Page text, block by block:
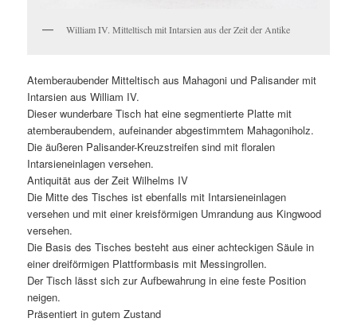
William IV. Mitteltisch mit Intarsien aus der Zeit der Antike
Atemberaubender Mitteltisch aus Mahagoni und Palisander mit
Intarsien aus William IV.
Dieser wunderbare Tisch hat eine segmentierte Platte mit
atemberaubendem, aufeinander abgestimmtem Mahagoniholz.
Die äußeren Palisander-Kreuzstreifen sind mit floralen
Intarsieneinlagen versehen.
Antiquität aus der Zeit Wilhelms IV
Die Mitte des Tisches ist ebenfalls mit Intarsieneinlagen
versehen und mit einer kreisförmigen Umrandung aus Kingwood
versehen.
Die Basis des Tisches besteht aus einer achteckigen Säule in
einer dreiförmigen Plattformbasis mit Messingrollen.
Der Tisch lässt sich zur Aufbewahrung in eine feste Position
neigen.
Präsentiert in gutem Zustand